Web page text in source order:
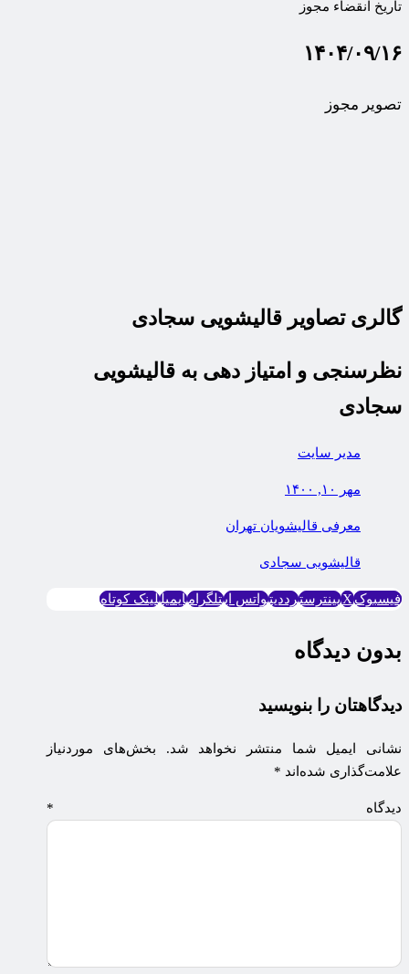
تاریخ انقضاء مجوز
۱۴۰۴/۰۹/۱۶
تصویر مجوز
گالری تصاویر قالیشویی سجادی
نظرسنجی و امتیاز دهی به قالیشویی
سجادی
مدیر سایت
مهر ۱۰, ۱۴۰۰
معرفی قالیشویان تهران
قاليشويی سجادی
فیسبوکXپینترسترددیتواتس اپتلگرامایمیللینک کوتاه
بدون دیدگاه
دیدگاهتان را بنویسید
نشانی ایمیل شما منتشر نخواهد شد.
بخش‌های موردنیاز
علامت‌گذاری شده‌اند *
دیدگاه *